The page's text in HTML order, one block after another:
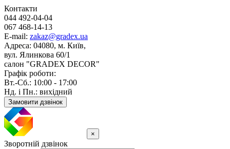
Контакти
044 492-04-04
067 468-14-13
E-mail: zakaz@gradex.ua
Адреса: 04080, м. Київ,
вул. Ялинкова 60/1
салон "GRADEX DECOR"
Графік роботи:
Вт.-Сб.: 10:00 - 17:00
Нд. і Пн.: вихідний
Замовити дзвінок
×
Зворотній дзвінок